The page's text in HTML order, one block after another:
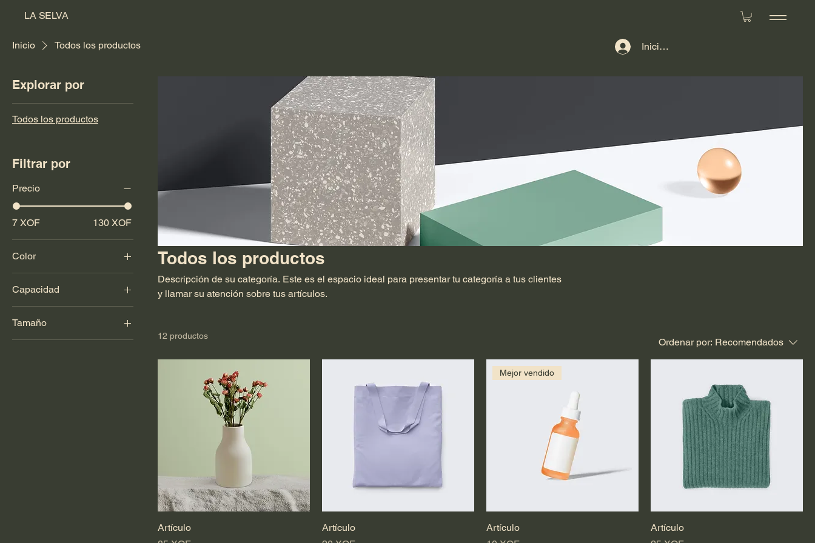
LA SELVA
Iniciar sesión
Inicio Todos los productos
Explorar por
Todos los productos
Filtrar por
Precio
7 XOF 130 XOF
Color
Capacidad
500ml
Tamaño
Todos los productos
Descripción de su categoría. Este es el espacio ideal para presentar tu categoría a tus clientes
y llamar su atención sobre tus artículos.
12 productos
Ordenar por: Recomendados
Artículo
Artículo
Mejor vendido
Artículo
Artículo